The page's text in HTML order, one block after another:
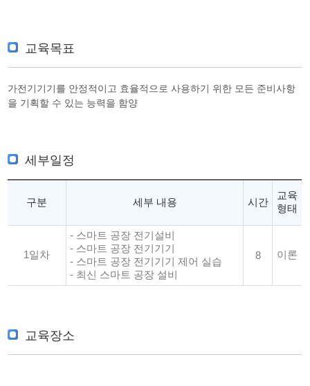
교육목표
가전기기기를 안정적이고 효율적으로 사용하기 위한 모든 준비사항
을 기획할 수 있는 능력을 함양
세부일정
구분 세부 내용 시간
교육
형태
1일차
- 스마트 공장 전기설비
- 스마트 공장 전기기기
- 스마트 공장 전기기기 제어 실습
- 최신 스마트 공장 설비
8 이론
교육장소